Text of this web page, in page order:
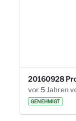
GENEHMIGT